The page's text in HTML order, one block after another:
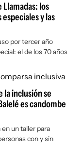
Llamadas: los
y las
por tercer año
el de los 70 años
la inclusión se
es candombe
un taller para
con y sin